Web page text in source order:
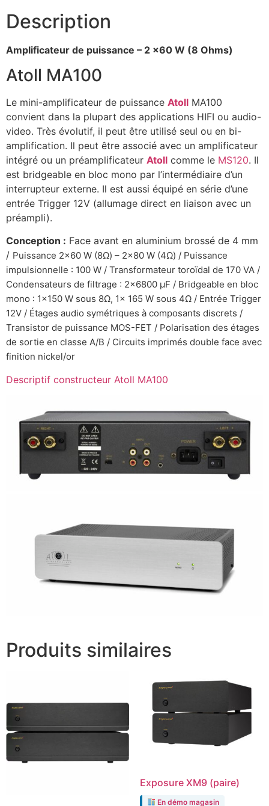
Description
Amplificateur de puissance – 2 x60 W (8 Ohms)
Atoll MA100
Le mini-amplificateur de puissance Atoll MA100
convient dans la plupart des applications HIFI ou audio-
video. Très évolutif, il peut être utilisé seul ou en bi-
amplification. Il peut être associé avec un amplificateur
intégré ou un préamplificateur Atoll comme le MS120. Il
est bridgeable en bloc mono par l’intermédiaire d’un
interrupteur externe. Il est aussi équipé en série d’une
entrée Trigger 12V (allumage direct en liaison avec un
préampli).
Conception : Face avant en aluminium brossé de 4 mm
/ Puissance 2×60 W (8Ω) – 2×80 W (4Ω) / Puissance
impulsionnelle : 100 W / Transformateur toroïdal de 170 VA /
Condensateurs de filtrage : 2×6800 μF / Bridgeable en bloc
mono : 1×150 W sous 8Ω, 1× 165 W sous 4Ω / Entrée Trigger
12V / Étages audio symétriques à composants discrets /
Transistor de puissance MOS-FET / Polarisation des étages
de sortie en classe A/B / Circuits imprimés double face avec
finition nickel/or
Descriptif constructeur Atoll MA100
Produits similaires
Exposure XM9 (paire)
En démo magasin